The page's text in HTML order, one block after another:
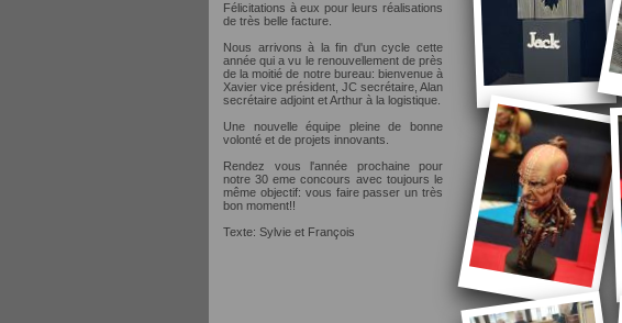
Félicitations à eux pour leurs réalisations
de très belle facture.
Nous arrivons à la fin d'un cycle cette
année qui a vu le renouvellement de près
de la moitié de notre bureau: bienvenue à
Xavier vice président, JC secrétaire, Alan
secrétaire adjoint et Arthur à la logistique.
Une nouvelle équipe pleine de bonne
volonté et de projets innovants.
Rendez vous l'année prochaine pour
notre 30 eme concours avec toujours le
même objectif: vous faire passer un très
bon moment!!
Texte: Sylvie et François